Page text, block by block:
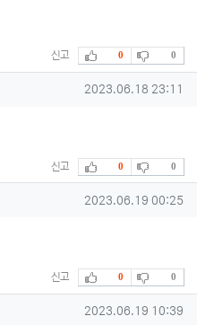
신고 추천
0 비추천
0
작성일
2023.06.18 23:11
신고 추천
0 비추천
0
작성일
2023.06.19 00:25
신고 추천
0 비추천
0
작성일
2023.06.19 10:39